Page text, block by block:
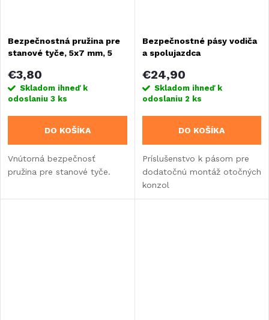
Bezpečnostná pružina pre
stanové tyče, 5x7 mm, 5
€3,80
Skladom ihneď k
odoslaniu 3 ks
DO KOŠÍKA
Vnútorná bezpečnosť
pružina pre stanové tyče.
Bezpečnostné pásy vodiča
a spolujazdca
€24,90
Skladom ihneď k
odoslaniu 2 ks
DO KOŠÍKA
Príslušenstvo k pásom pre
dodatočnú montáž otočných
konzol